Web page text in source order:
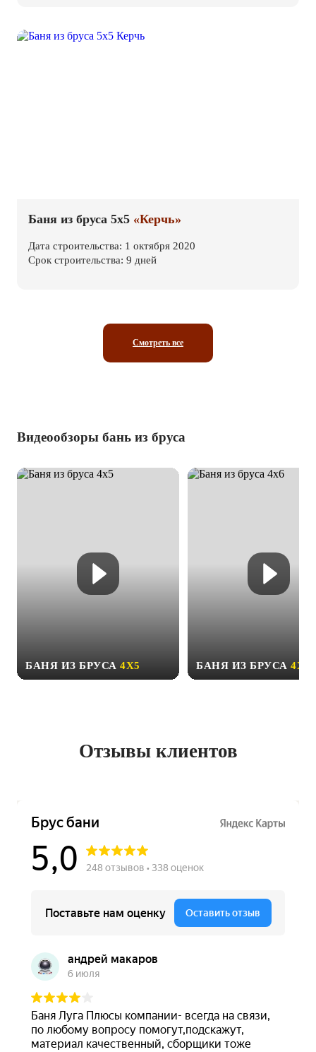
Баня из бруса 5х5 «Керчь»
Дата строительства: 1 октября 2020
Срок строительства: 9 дней
Смотреть все
Видеообзоры бань из бруса
БАНЯ ИЗ БРУСА 4Х5 БАНЯ ИЗ БРУСА 4Х6
Отзывы клиентов